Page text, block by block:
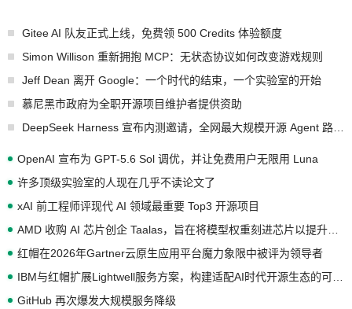
Gitee AI 队友正式上线，免费领 500 Credits 体验额度
Simon Willison 重新拥抱 MCP：无状态协议如何改变游戏规则
Jeff Dean 离开 Google：一个时代的结束，一个实验室的开始
慕尼黑市政府为全职开源项目维护者提供资助
OpenAI 宣布为 GPT-5.6 Sol 调优，并让免费用户无限用 Luna
许多顶级实验室的人现在几乎不读论文了
xAI 前工程师评现代 AI 领域最重要 Top3 开源项目
红帽在2026年Gartner云原生应用平台魔力象限中被评为领导者
GitHub 再次爆发大规模服务降级